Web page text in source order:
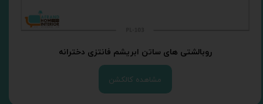
روبالشتی های ساتن ابریشم فانتزی دخترانه
مشاهده کالکشن